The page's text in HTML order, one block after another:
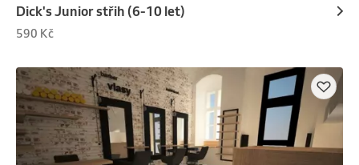
Dick's Junior střih (6-10 let)
590 Kč